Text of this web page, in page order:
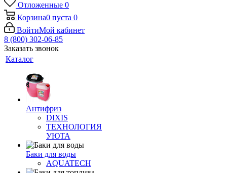
Отложенные 0
Корзина0 пуста 0
ВойтиМой кабинет
8 (800) 302-06-85
Заказать звонок
Каталог
Антифриз
DIXIS
ТЕХНОЛОГИЯ
УЮТА
Баки для воды
AQUATECH